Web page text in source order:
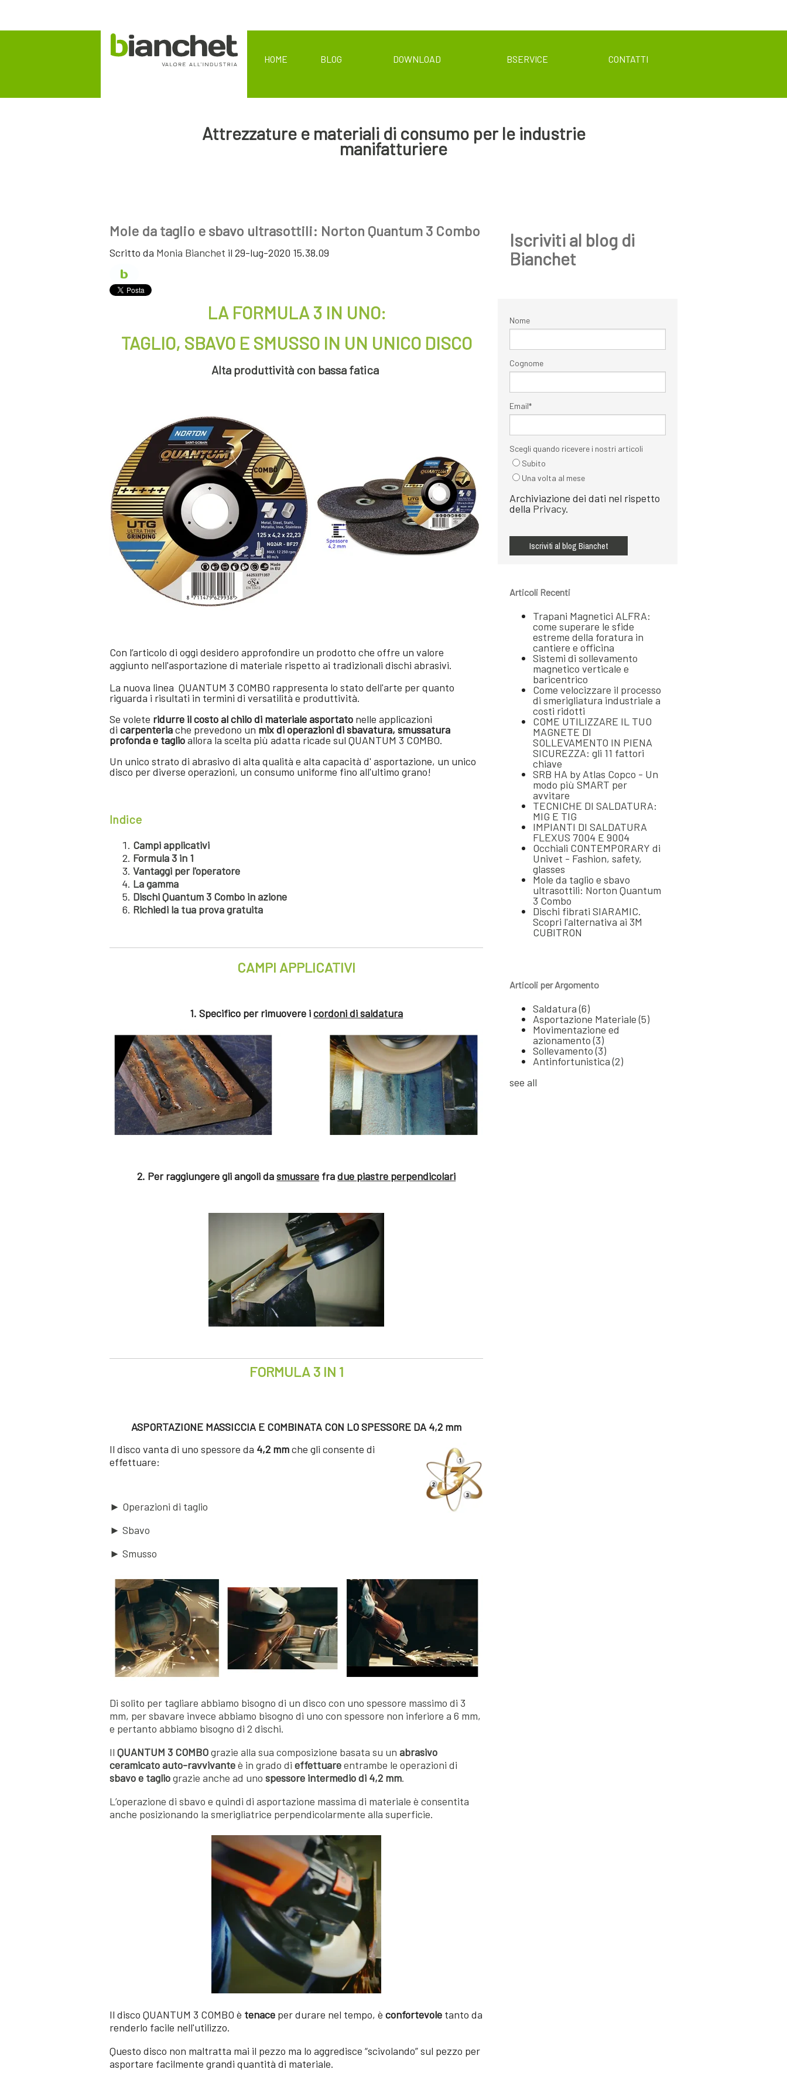
HOME BLOG DOWNLOAD BSERVICE CONTATTI
Attrezzature e materiali di consumo per le industrie
manifatturiere
Mole da taglio e sbavo ultrasottili: Norton Quantum 3 Combo
Scritto da Monia Bianchet il 29-lug-2020 15.38.09
LA FORMULA 3 IN UNO:
TAGLIO, SBAVO E SMUSSO IN UN UNICO DISCO
Alta produttività con bassa fatica
Con l’articolo di oggi desidero approfondire un prodotto che offre un valore
aggiunto nell'asportazione di materiale rispetto ai tradizionali dischi abrasivi.
La nuova linea QUANTUM 3 COMBO rappresenta lo stato dell'arte per quanto
riguarda i risultati in termini di versatilità e produttività.
Se volete ridurre il costo al chilo di materiale asportato nelle applicazioni
di carpenteriache prevedono un mix di operazioni di sbavatura, smussatura
profonda e taglioallora la scelta più adatta ricade sul QUANTUM 3 COMBO.
Un unico strato di abrasivo di alta qualità e alta capacità d' asportazione, un unico
disco per diverse operazioni, un consumo uniforme fino all'ultimo grano!
Indice
Campi applicativi
Formula 3 in 1
Vantaggi per l'operatore
La gamma
Dischi Quantum 3 Combo in azione
Richiedi la tua prova gratuita
CAMPI APPLICATIVI
1. Specifico per rimuovere icordoni di saldatura
2. Per raggiungere gli angoli dasmussare fradue piastre perpendicolari
FORMULA 3 IN 1
ASPORTAZIONE MASSICCIA E COMBINATA CON LO SPESSORE DA 4,2 mm
Il disco vanta di uno spessore da 4,2 mmche gli consente di
effettuare:
► Operazioni di taglio
► Sbavo
► Smusso
Di solito per tagliare abbiamo bisogno di un disco con uno spessore massimo di 3
mm, per sbavare invece abbiamo bisogno di uno con spessore non inferiore a 6 mm,
e pertanto abbiamo bisogno di 2 dischi.
Il QUANTUM 3 COMBOgrazie alla sua composizione basata su un abrasivo
ceramicato auto-ravvivanteè in grado di effettuareentrambe le operazioni di
sbavo e tagliograzie anche ad uno spessore intermedio di 4,2 mm.
L’operazione di sbavo e quindi di asportazione massima di materiale è consentita
anche posizionando la smerigliatrice perpendicolarmente alla superficie.
Il disco QUANTUM 3 COMBO è tenace per durare nel tempo, è confortevole tanto da
renderlo facile nell'utilizzo.
Questo disco non maltratta mai il pezzo ma lo aggredisce “scivolando” sul pezzo per
asportare facilmente grandi quantità di materiale.
Iscriviti al blog di
Bianchet
Nome
Cognome
Email*
Scegli quando ricevere i nostri articoli
Subito
Una volta al mese
Archiviazione dei dati nel rispetto
della Privacy.
Articoli Recenti
Trapani Magnetici ALFRA:
come superare le sfide
estreme della foratura in
cantiere e officina
Sistemi di sollevamento
magnetico verticale e
baricentrico
Come velocizzare il processo
di smerigliatura industriale a
costi ridotti
COME UTILIZZARE IL TUO
MAGNETE DI
SOLLEVAMENTO IN PIENA
SICUREZZA: gli 11 fattori
chiave
SRB HA by Atlas Copco - Un
modo più SMART per
avvitare
TECNICHE DI SALDATURA:
MIG E TIG
IMPIANTI DI SALDATURA
FLEXUS 7004 E 9004
Occhiali CONTEMPORARY di
Univet - Fashion, safety,
glasses
Mole da taglio e sbavo
ultrasottili: Norton Quantum
3 Combo
Dischi fibrati SIARAMIC.
Scopri l'alternativa ai 3M
CUBITRON
Articoli per Argomento
Saldatura(6)
Asportazione Materiale(5)
Movimentazione ed
azionamento(3)
Sollevamento(3)
Antinfortunistica(2)
see all